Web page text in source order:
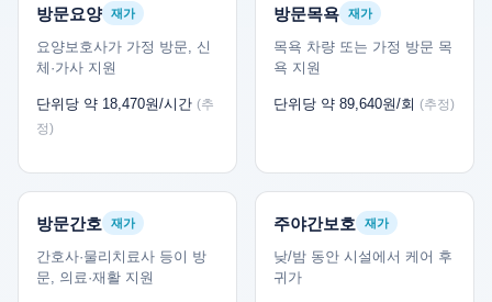
방문요양 재가
요양보호사가 가정 방문, 신
체·가사 지원
단위당 약 18,470원/시간 (추
정)
방문목욕 재가
목욕 차량 또는 가정 방문 목
욕 지원
단위당 약 89,640원/회 (추정)
방문간호 재가
간호사·물리치료사 등이 방
문, 의료·재활 지원
주야간보호 재가
낮/밤 동안 시설에서 케어 후
귀가